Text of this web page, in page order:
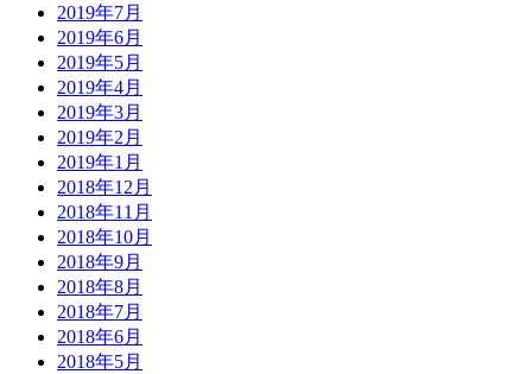
2019年7月
2019年6月
2019年5月
2019年4月
2019年3月
2019年2月
2019年1月
2018年12月
2018年11月
2018年10月
2018年9月
2018年8月
2018年7月
2018年6月
2018年5月